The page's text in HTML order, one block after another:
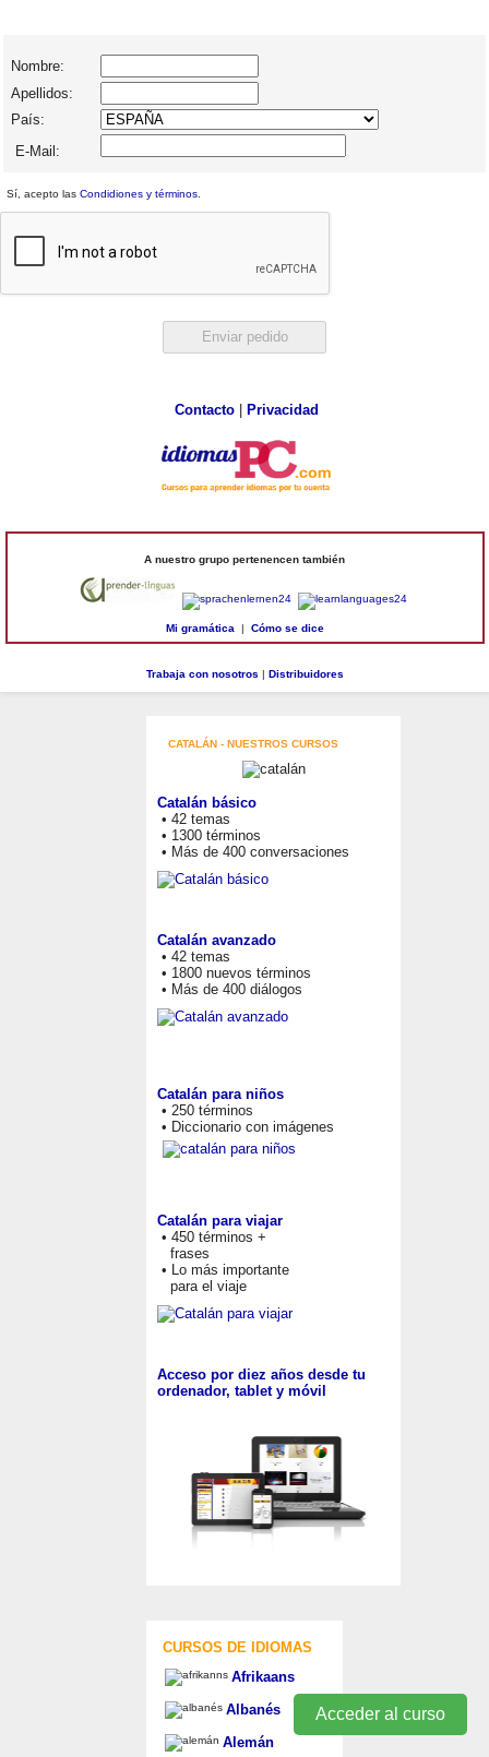
Acceder al curso
Nombre:
Apellidos:
País:
E-Mail:
Sí, acepto las Condidiones y términos
Contacto| Privacidad
A nuestro grupo pertenencen también
Mi gramática | Cómo se dice
Trabaja con nosotros | Distribuidores
CATALÁN - NUESTROS CURSOS
Catalán básico
• 42 temas
• 1300 términos
• Más de 400 conversaciones
Catalán avanzado
• 42 temas
• 1800 nuevos términos
• Más de 400 diálogos
Catalán para niños
• 250 términos
• Diccionario con imágenes
Catalán para viajar
• 450 términos +
frases
• Lo más importante
para el viaje
Acceso por diez años desde tu
ordenador, tablet y móvil
CURSOS DE IDIOMAS
Afrikaans
Albanés
Alemán